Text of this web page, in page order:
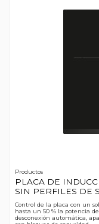
Productos
PLACA DE
SIN PERFILES DE
Control de la placa con un
hasta un 50 % la potencia
desconexión automática,